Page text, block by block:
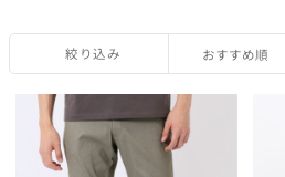
絞り込み